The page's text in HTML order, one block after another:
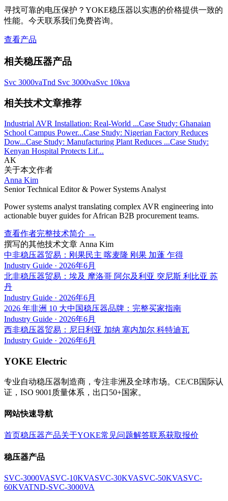
寻找可靠的电压保护？YOKE稳压器以实惠的价格提供一致的
性能。今天联系我们免费咨询。
查看产品
相关稳压器产品
Svc 3000vaTnd Svc 3000vaSvc 10kva
相关技术文章推荐
Industrial AVR Installation: Real-World ...Case Study: Ghanaian
School Campus Power...Case Study: Nigerian Factory Reduces
Dow...Case Study: Manufacturing Plant Reduces ...Case Study:
Kenyan Hospital Protects Lif...
AK
关于本文作者
Anna Kim
Senior Technical Editor & Power Systems Analyst
Power systems analyst translating complex AVR engineering into
actionable buyer guides for African B2B procurement teams.
查看作者完整技术简介 →
撰写的其他技术文章 Anna Kim
中非稳压器贸易：刚果民主 喀麦隆 刚果 加蓬 乍得
Industry Guide · 2026年6月
北非稳压器贸易：埃及 摩洛哥 阿尔及利亚 突尼斯 利比亚 苏
丹
Industry Guide · 2026年6月
2026 年非洲 10 大中国稳压器品牌：完整买家指南
Industry Guide · 2026年6月
西非稳压器贸易：尼日利亚 加纳 塞内加尔 科特迪瓦
Industry Guide · 2026年6月
YOKE Electric
专业自动稳压器制造商，专注非洲及全球市场。CE/CB国际认
证，ISO 9001质量体系，出口50+国家。
网站快速导航
首页稳压器产品关于YOKE常见问题解答联系获取报价
稳压器产品
SVC-3000VASVC-10KVASVC-30KVASVC-50KVASVC-
60KVATND-SVC-3000VA